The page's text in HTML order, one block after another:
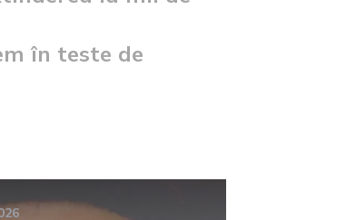
în teste de